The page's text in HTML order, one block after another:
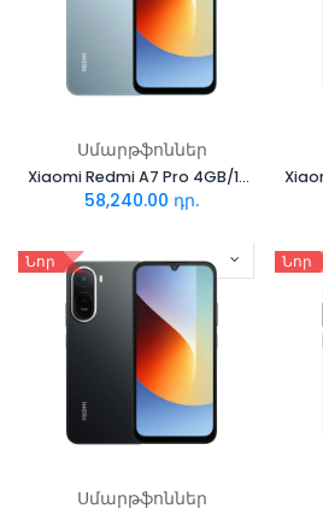
Սմարթֆոններ
Xiaomi Redmi A7 Pro 4GB/128GB Mist Blue
58,240.00 դր.
Նոր
Սմարթֆոններ
Նոր